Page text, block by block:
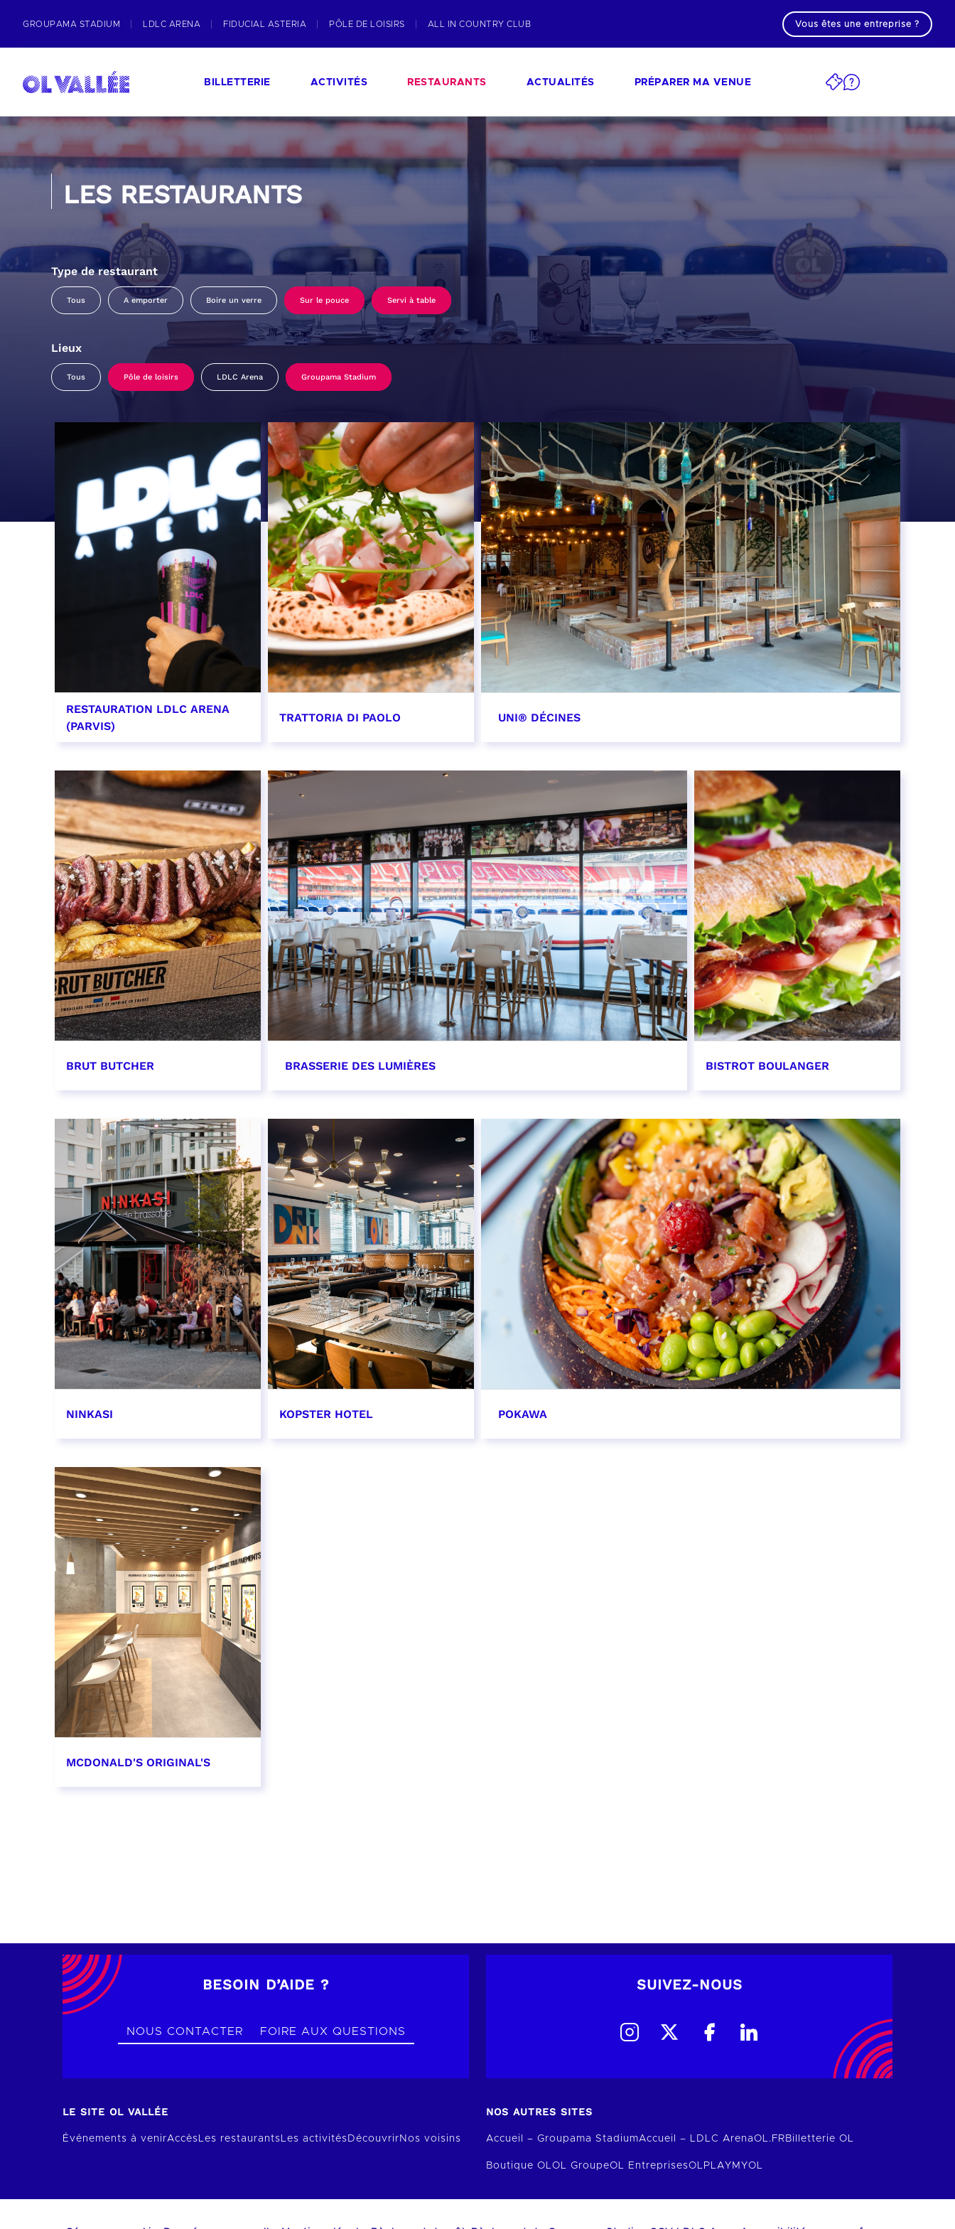
GROUPAMA STADIUM LDLC ARENA FIDUCIAL ASTERIA PÔLE DE LOISIRS ALL IN COUNTRY CLUB Vous êtes une entreprise ?
BILLETTERIE ACTIVITÉS RESTAURANTS ACTUALITÉS PRÉPARER MA VENUE
LES RESTAURANTS
Type de restaurant
Tous A emporter Boire un verre Sur le pouce Servi à table
Lieux
Tous Pôle de loisirs LDLC Arena Groupama Stadium
RESTAURATION LDLC ARENA
(PARVIS)
EN SAVOIR PLUS
TRATTORIA DI PAOLO
EN SAVOIR PLUS
UNI® DÉCINES
EN SAVOIR PLUS
BRUT BUTCHER
EN SAVOIR PLUS
BRASSERIE DES LUMIÈRES
EN SAVOIR PLUS
BISTROT BOULANGER
EN SAVOIR PLUS
NINKASI
EN SAVOIR PLUS
KOPSTER HOTEL POKAWA
MCDONALD'S ORIGINAL'S
BESOIN D’AIDE ?
NOUS CONTACTER FOIRE AUX QUESTIONS
SUIVEZ-NOUS
LE SITE OL VALLÉE
Événements à venirAccèsLes restaurantsLes activités Découvrir Nos voisins
NOS AUTRES SITES
Accueil – Groupama StadiumAccueil – LDLC ArenaOL.FR Billetterie OL
Boutique OLOL GroupeOL EntreprisesOLPLAY MYOL